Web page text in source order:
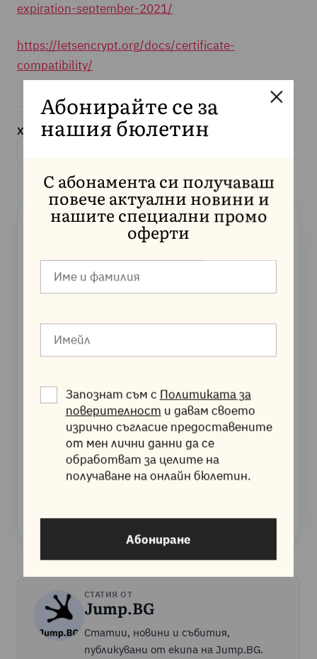
expiration-september-2021/
https://letsencrypt.org/docs/certificate-
compatibility/
Хареса ли Ви статията? Споделете я:
поддръжка на български 24/7.
Оценка 4.8от 5.0 при 1,491 ревюта.
ВИЖТЕ ХОСТИНГ ПЛАНОВЕТЕ
СТАТИЯ ОТ
Jump.BG
Статии, новини и събития,
публикувани от екипа на Jump.BG.
Абонирайте се за
нашия бюлетин
С абонамента си получаваш
повече актуални новини и
нашите специални промо
оферти
Запознат съм с Политиката за
поверителност и давам своето
изрично съгласие предоставените
от мен лични данни да се
обработват за целите на
получаване на онлайн бюлетин.
Абониране